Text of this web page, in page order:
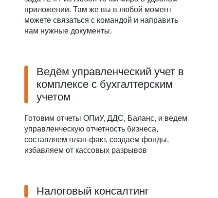
приложении. Там же вы в любой момент
можете связаться с командой и направить
нам нужные документы.
Ведём управленческий учет в
комплексе с бухгалтерским
учетом
Готовим отчеты ОПиУ, ДДС, Баланс, и ведем
управленческую отчетность бизнеса,
составляем план-факт, создаем фонды,
избавляем от кассовых разрывов
Налоговый консалтинг